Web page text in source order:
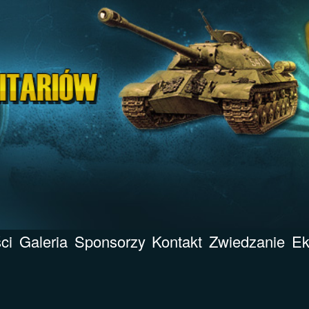
Galeria Sponsorzy Kontakt Zwiedzanie